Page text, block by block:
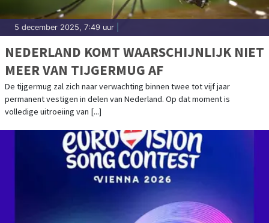
5 december 2025, 7:49 uur
NEDERLAND KOMT WAARSCHIJNLIJK NIET
MEER VAN TIJGERMUG AF
De tijgermug zal zich naar verwachting binnen twee tot vijf jaar
permanent vestigen in delen van Nederland. Op dat moment is
volledige uitroeiing van [...]